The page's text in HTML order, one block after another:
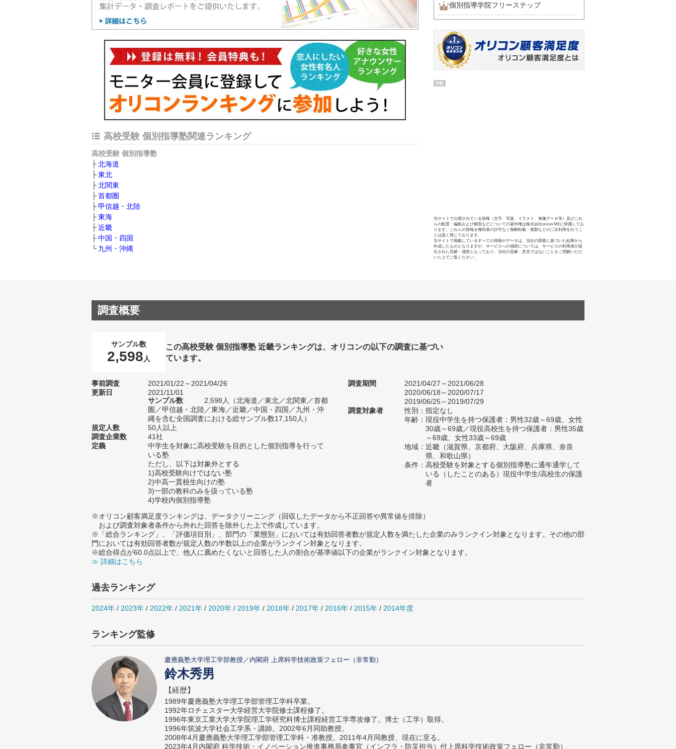
高校受験 個別指導塾関連ランキング
高校受験 個別指導塾
北海道
東北
北関東
首都圏
甲信越・北陸
東海
近畿
中国・四国
九州・沖縄
個別指導学院フリーステップ
PR
当サイトで公開されている情報（文字、写真、イラスト、画像データ等）及びこれ
らの配置・編集および構造などについての著作権は株式会社oricon MEに帰属してお
ります。これらの情報を権利者の許可なく無断転載・複製などの二次利用を行うこ
とは固く禁じております。
当サイトで掲載しているすべての情報やデータは、当社の調査に基づいた結果から
作成したものとなりますが、サービスへの感想については、サービスの利用者が提
出された見解・感想となっており、当社の見解・意見ではないことをご理解いただ
いた上でご覧ください。
調査概要
サンプル数
2,598 人
この高校受験 個別指導塾 近畿ランキングは、オリコンの以下の調査に基づい
ています。
事前調査
2021/01/22～2021/04/26
更新日
2021/11/01
サンプル数
2,598人（北海道／東北／北関東／首都
圏／甲信越・北陸／東海／近畿／中国・四国／九州・沖
縄を含む全国調査における総サンプル数17,150人）
規定人数
50人以上
調査企業数
41社
定義
中学生を対象に高校受験を目的とした個別指導を行って
いる塾
ただし、以下は対象外とする
1)高校受験向けではない塾
2)中高一貫校生向けの塾
3)一部の教科のみを扱っている塾
4)学校内個別指導塾
調査期間
2021/04/27～2021/06/28
2020/06/18～2020/07/17
2019/06/25～2019/07/29
調査対象者
性別：指定なし
年齢：現役中学生を持つ保護者：男性32歳～69歳、女性
30歳～69歳／現役高校生を持つ保護者：男性35歳
～69歳、女性33歳～69歳
地域：近畿（滋賀県、京都府、大阪府、兵庫県、奈良
県、和歌山県）
条件：高校受験を対象とする個別指導塾に通年通学して
いる（したことのある）現役中学生/高校生の保護
者
※オリコン顧客満足度ランキングは、データクリーニング（回収したデータから不正回答や異常値を排除）
および調査対象者条件から外れた回答を除外した上で作成しています。
※「総合ランキング」、「評価項目別」、部門の「業態別」においては有効回答者数が規定人数を満たした企業のみランクイン対象となります。その他の部
門においては有効回答者数が規定人数の半数以上の企業がランクイン対象となります。
※総合得点が60.0点以上で、他人に薦めたくないと回答した人の割合が基準値以下の企業がランクイン対象となります。
≫ 詳細はこちら
過去ランキング
2024年 / 2023年 / 2022年 / 2021年 / 2020年 / 2019年 / 2018年 / 2017年 / 2016年 / 2015年 / 2014年度
ランキング監修
慶應義塾大学理工学部教授／内閣府 上席科学技術政策フェロー（非常勤）
鈴木秀男
【経歴】
1989年慶應義塾大学理工学部管理工学科卒業。
1992年ロチェスター大学経営大学院修士課程修了。
1996年東京工業大学大学院理工学研究科博士課程経営工学専攻修了。博士（工学）取得。
1996年筑波大学社会工学系・講師。2002年6月同助教授。
2008年4月慶應義塾大学理工学部管理工学科・准教授。2011年4月同教授、現在に至る。
2023年4月内閣府 科学技術・イノベーション推進事務局参事官（インフラ・防災担当）付上席科学技術政策フェロー（非常勤）